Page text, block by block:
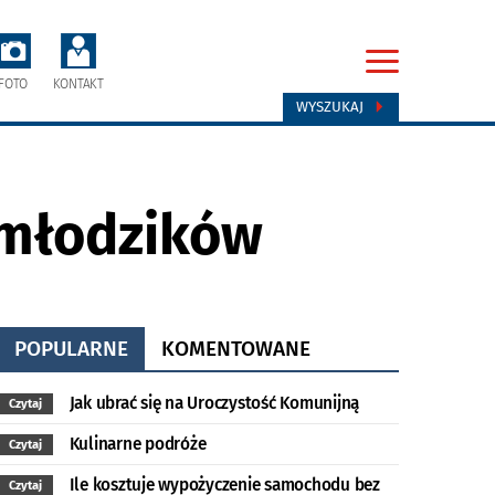
FOTO KONTAKT
WYSZUKAJ
POPULARNE KOMENTOWANE
Czytaj Jak ubrać się na Uroczystość Komunijną
Czytaj Kulinarne podróże
Czytaj
Ile kosztuje wypożyczenie samochodu bez